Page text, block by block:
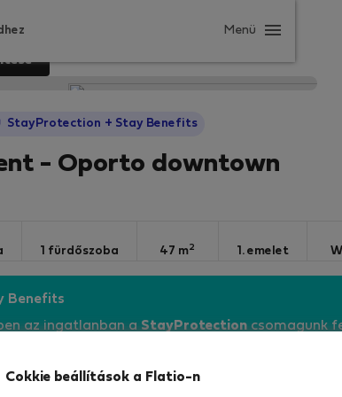
Menü
StayProtection + Stay Benefits
- Oporto downtown
1 fürdőszoba 47 m2 1. emelet
Benefits
az ingatlanban aStayProtectioncsomagunk
csomagot
Cokkie beállítások a Flatio-n